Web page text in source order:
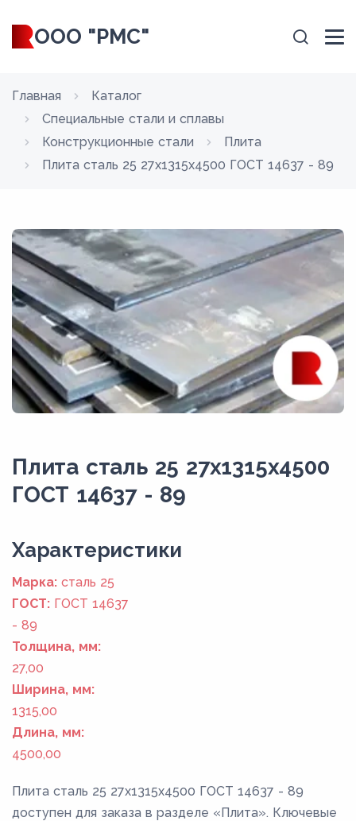
ООО "РМС"
Главная
Каталог
Специальные стали и сплавы
Конструкционные стали
Плита
Плита сталь 25 27x1315x4500 ГОСТ 14637 - 89
Плита сталь 25 27x1315x4500
ГОСТ 14637 - 89
Xарактеристики
Марка: сталь 25
ГОСТ: ГОСТ 14637
- 89
Толщина, мм:
27,00
Ширина, мм:
1315,00
Длина, мм:
4500,00
Плита сталь 25 27x1315x4500 ГОСТ 14637 - 89
доступен для заказа в разделе «Плита». Ключевые